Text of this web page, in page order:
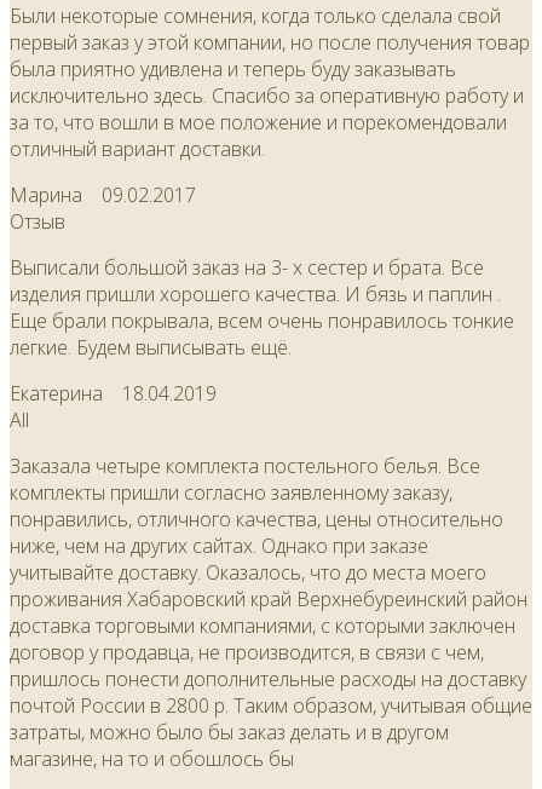
Были некоторые сомнения, когда только сделала свой
первый заказ у этой компании, но после получения товар
была приятно удивлена и теперь буду заказывать
исключительно здесь. Спасибо за оперативную работу и
за то, что вошли в мое положение и порекомендовали
отличный вариант доставки.
Марина 09.02.2017
Отзыв
Выписали большой заказ на 3- х сестер и брата. Все
изделия пришли хорошего качества. И бязь и паплин .
Еще брали покрывала, всем очень понравилось тонкие
легкие. Будем выписывать ещё.
Екатерина 18.04.2019
All
Заказала четыре комплекта постельного белья. Все
комплекты пришли согласно заявленному заказу,
понравились, отличного качества, цены относительно
ниже, чем на других сайтах. Однако при заказе
учитывайте доставку. Оказалось, что до места моего
проживания Хабаровский край Верхнебуреинский район
доставка торговыми компаниями, с которыми заключен
договор у продавца, не производится, в связи с чем,
пришлось понести дополнительные расходы на доставку
почтой России в 2800 р. Таким образом, учитывая общие
затраты, можно было бы заказ делать и в другом
магазине, на то и обошлось бы